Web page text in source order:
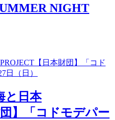
NIGHT
と日本
】「コドモデパー